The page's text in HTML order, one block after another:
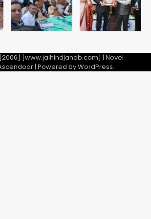
28 साल बाद कानून के शिकंजे में आया हत्या का
फरार आरोपी
[www.jaihindjanab.com] | Novel
| Powered byWordPress.